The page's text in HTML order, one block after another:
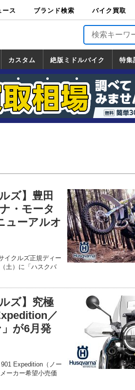
ース ブランド検索 バイク買取
バイク買取
カスタム
カスタム
一覧
ホンダ
ヤマハ
スズキ
カワサキ
絶版ミドルバイク
絶版ミドルバイク
一覧
ホンダ
ヤマハ
スズキ
カワサキ
特集
道の駅調査隊
ツーリング情報局
日本の道50選
国道めぐり
林道ツーリング
ズ】豊田
・モータ
ューアルオ
イクルズ正規ディー
土）に「ハスクバ
ズ】究極
／
が6月発
Expedition（ノー
ーカー希望小売価